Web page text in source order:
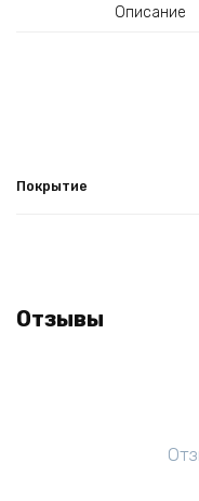
Описание
Покрытие
Отзывы